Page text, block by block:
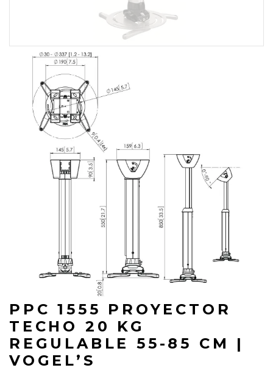
PPC 1555 PROYECTOR
TECHO 20 KG
REGULABLE 55-85 CM |
VOGEL’S